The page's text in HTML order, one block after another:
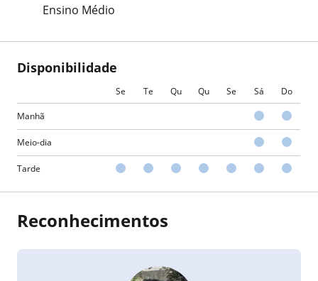
Ensino Médio
Disponibilidade
Se Te Qu Qu Se Sá Do
Manhã
Meio-dia
Tarde
Reconhecimentos